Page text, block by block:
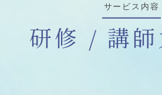
サービス内容
研修 / 講師